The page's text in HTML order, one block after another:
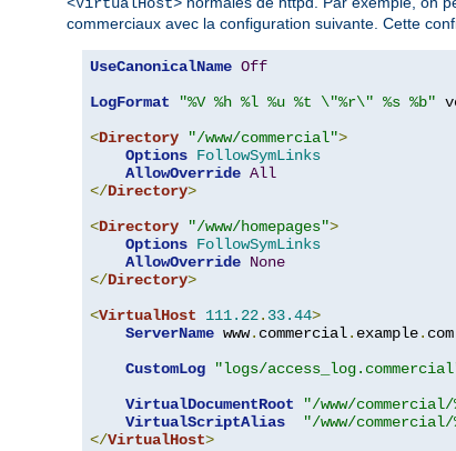
<VirtualHost>
commerciaux avec la configuration suivante. Cette
UseCanonicalName Off
LogFormat
"%V %h %l %u %t \"%r\" %s %b"
<Directory "/www/commercial">
Options FollowSymLinks
AllowOverride All
</Directory>
<Directory "/www/homepages">
Options FollowSymLinks
AllowOverride None
</Directory>
<VirtualHost 111.22. 33.44>
ServerName www. commercial. example. com
CustomLog
"logs/
VirtualDocumentRoot
"/www/commercial/
VirtualScriptAlias
"/www/
</VirtualHost>